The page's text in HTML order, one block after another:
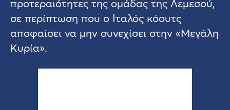
σε περίπτωση που ο Ιταλός κόουτς
αποφαίσει να μην συνεχίσει στην «Μεγάλη
Κυρία».